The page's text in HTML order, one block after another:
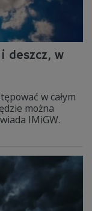
deszcz, w
w całym
można
IMiGW.